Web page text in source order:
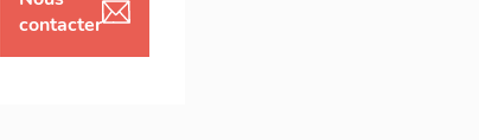
contacter